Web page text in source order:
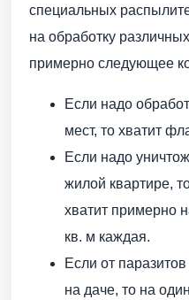
специальных
на обработку
примерно следующее
Если надо
мест, то хватит
Если надо
жилой квартире,
хватит примерно
кв. м каждая.
Если от
на даче, то на